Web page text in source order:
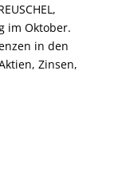
im Oktober.
in den
Zinsen,